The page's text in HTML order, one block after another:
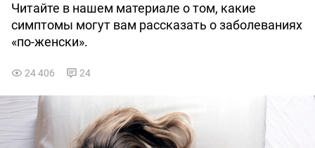
Читайте в нашем материале о том, какие
симптомы могут вам рассказать о заболеваниях
«по-женски».
24 406 24